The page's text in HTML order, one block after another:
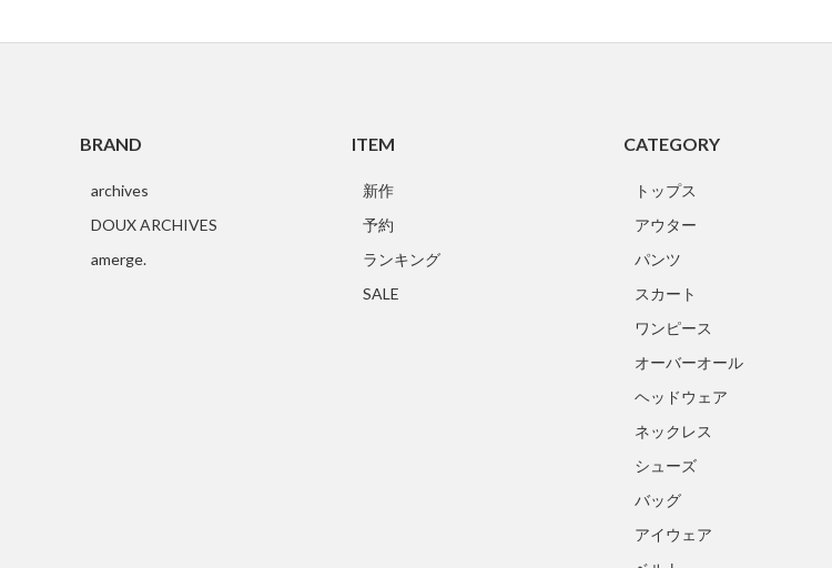
BRAND
archives
DOUX ARCHIVES
amerge.
ITEM
新作
予約
ランキング
SALE
CATEGORY
トップス
アウター
パンツ
スカート
ワンピース
オーバーオール
ヘッドウェア
ネックレス
シューズ
バッグ
アイウェア